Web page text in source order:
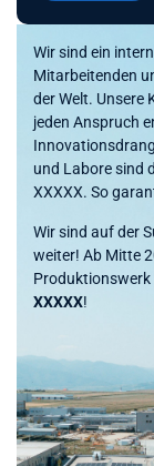
Wir sind ein
Mitarbeitenden
der Welt. Unsere
jeden Anspruch
und Labore sind
XXXXX. So
Wir sind auf der
weiter! Ab Mitte
Produktionswerk
XXXXX!